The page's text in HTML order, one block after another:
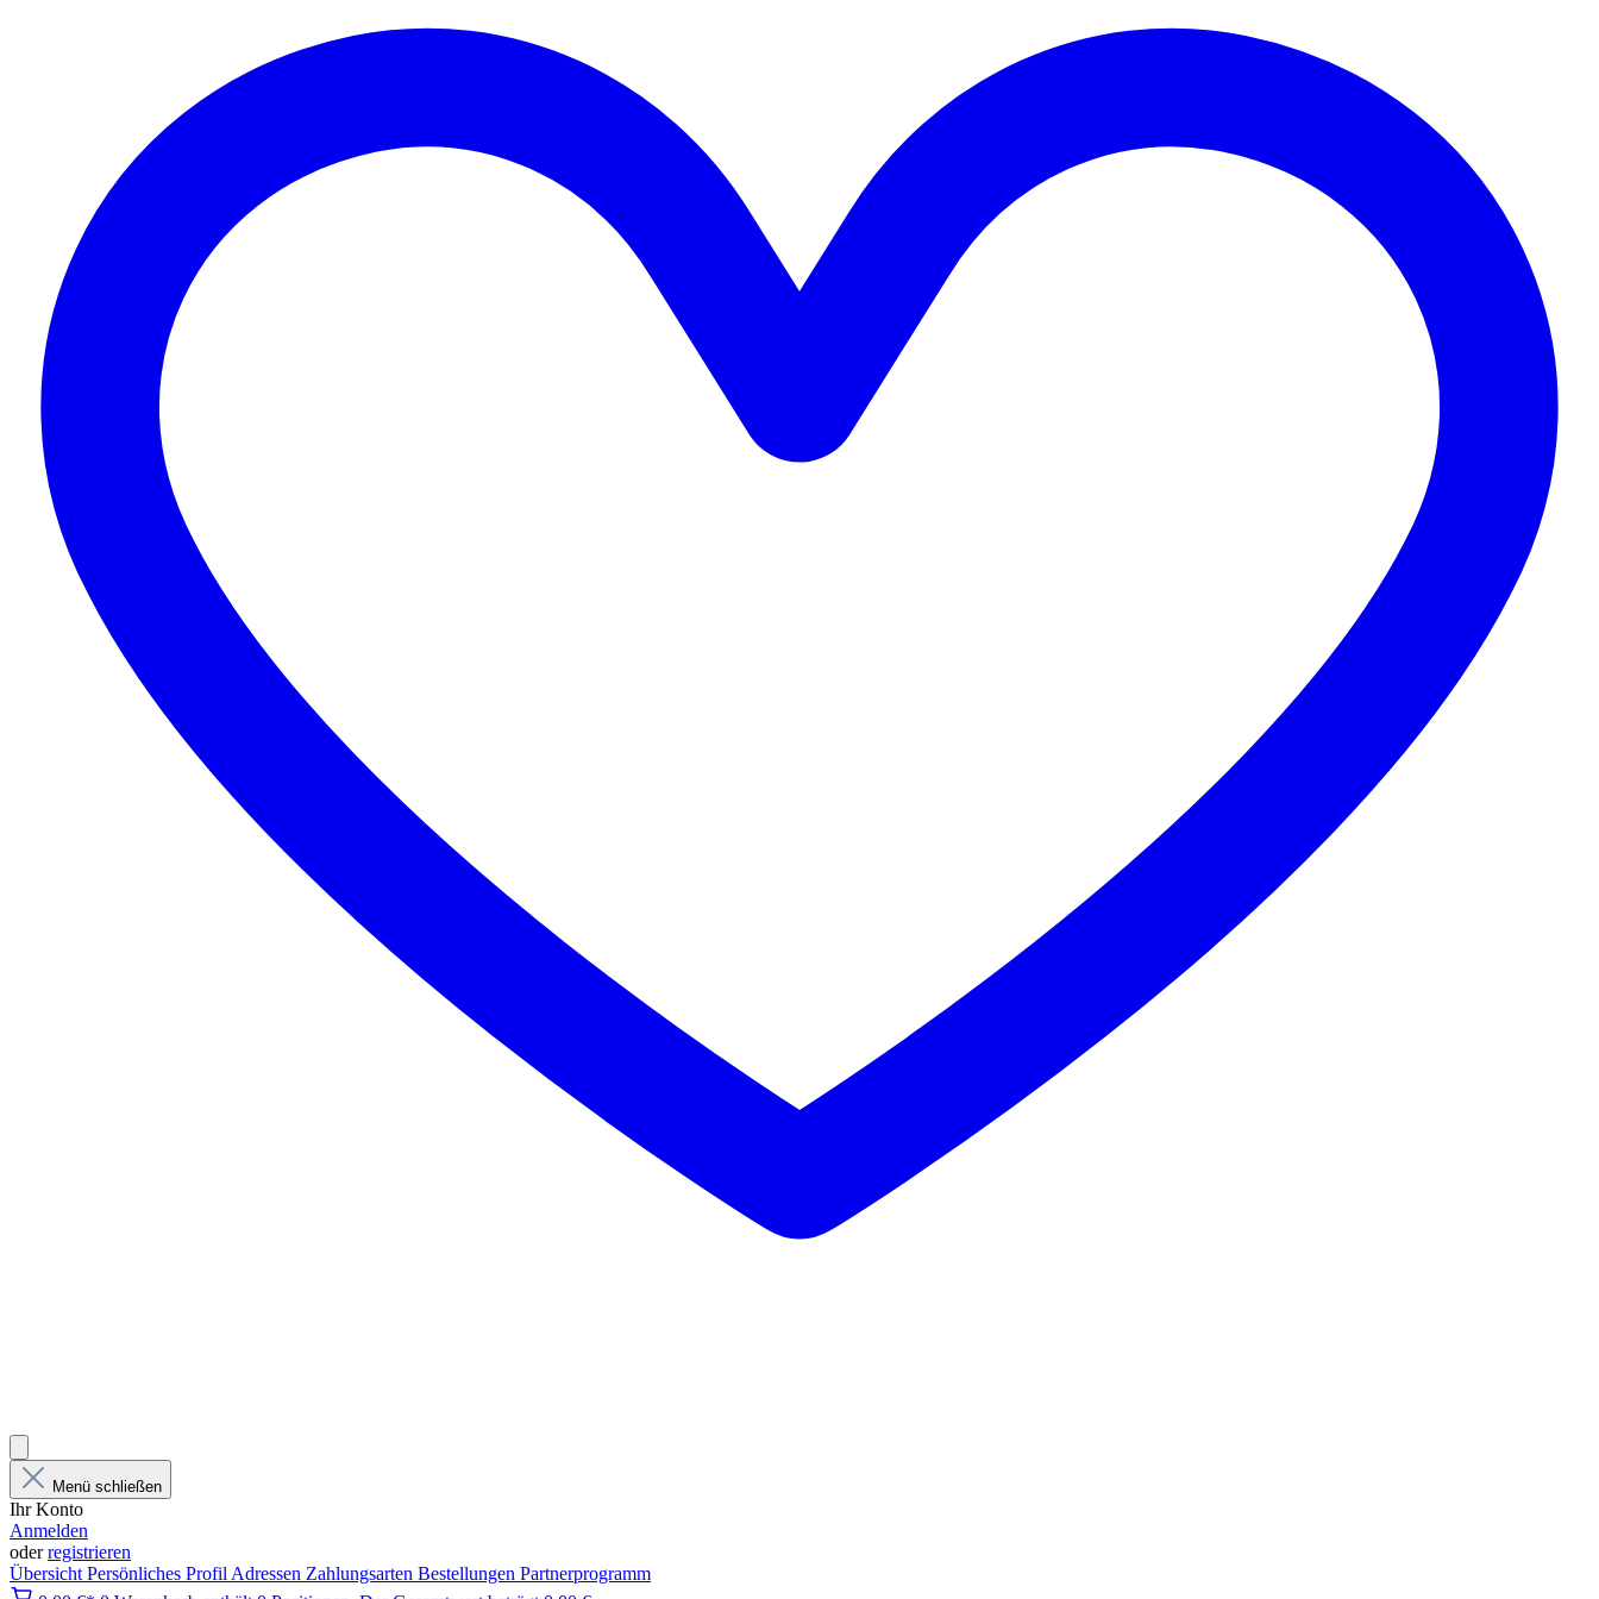
Menü schließen
Ihr Konto
Anmelden
oderregistrieren
Übersicht Persönliches Profil Adressen Zahlungsarten Bestellungen Partnerprogramm